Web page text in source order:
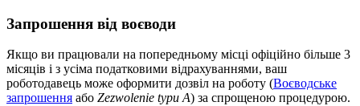
Запрошення від воєводи
Якщо ви працювали на попередньому місці офіційно більше 3
місяців і з усіма податковими відрахуваннями, ваш
роботодавець може оформити дозвіл на роботу (Воєводське
запрошення або Zezwolenie typu A) за спрощеною процедурою.